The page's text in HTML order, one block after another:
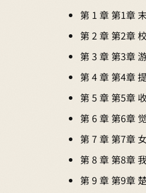
第 1 章 第1章
第 2 章 第2章
第 3 章 第3章
第 4 章 第4章
第 5 章 第5章
第 6 章 第6章
第 7 章 第7章
第 8 章 第8章
第 9 章 第9章